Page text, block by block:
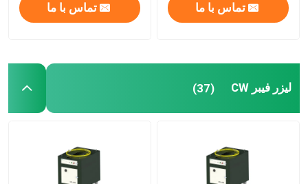
لیزر فیبر فوق سریع
چاپگر سه بعدی سبز
دستگاه جوش لیزری دستی
تماس با ما تماس با ما
لیزر فیبر CW (37)